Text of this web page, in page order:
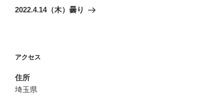
ゲ
ン
の
2022.4.14（木）曇り
アクセス
住所
埼玉県